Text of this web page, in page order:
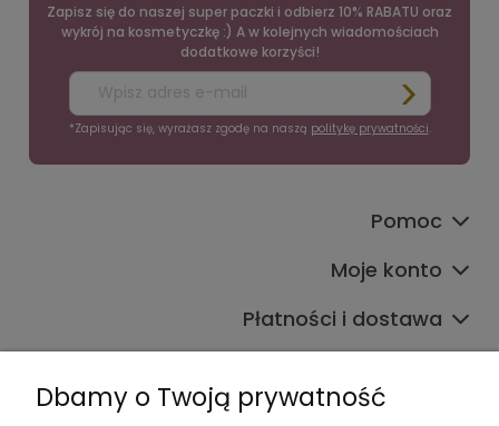
Zapisz się do naszej super paczki i odbierz 10% RABATU oraz
wykrój na kosmetyczkę :) A w kolejnych wiadomościach
dodatkowe korzyści!
*Zapisując się, wyrażasz zgodę na naszą politykę prywatności.
Pomoc
Moje konto
Płatności i dostawa
Dbamy o Twoją prywatność